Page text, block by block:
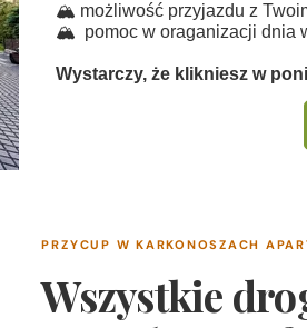
🏔️ możliwość przyjazdu z
🏔️ pomoc w oraganizacji dnia
Wystarczy, że klikniesz w
PRZYCUP W KARKONOSZACH
Wszystkie